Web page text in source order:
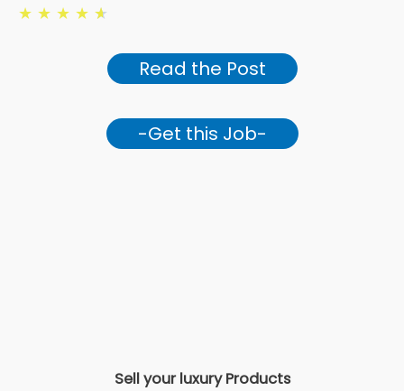
★ ★ ★ ★ ★
Read the Post
-Get this Job-
Sell your luxury Products